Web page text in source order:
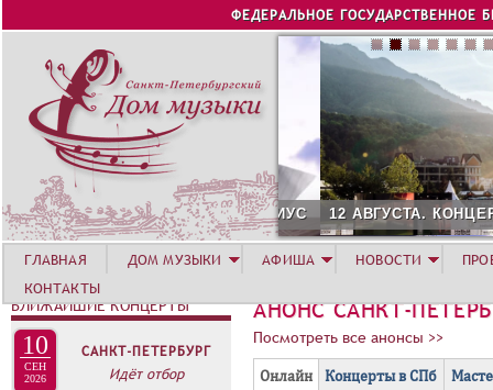
Jump to navigation
ФЕДЕРАЛЬНОЕ ГОСУДАРСТВЕННОЕ
12 АВГУСТА. КОНЦЕРТ
АНОНС САНКТ-
Посмотреть все анонсы >>
Г
Онлайн(
Концерты в СПб
ГЛАВНАЯ ДОМ МУЗЫКИ АФИША НОВОСТИ
КОНТАКТЫ
БЛИЖАЙШИЕ КОНЦЕРТЫ
10
СЕН
2026
САНКТ-ПЕТЕРБУРГ
Идёт отбор